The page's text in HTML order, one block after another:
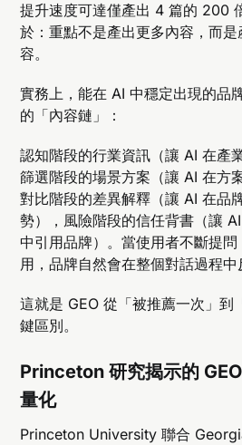
提升速度可達僅產出 4 篇的 200
於：重點不是產出更多內容，而
容。
實務上，能在 AI 中穩定出現的品
的「內容鏈」：
認知階段的行業資訊（讓 AI 在產
篩選階段的場景方案（讓 AI 在方
對比階段的差異解釋（讓 AI 在品
勢），風險階段的信任背書（讓
中引用品牌）。當使用者不斷提
用，品牌自然會在整個對話過程中
這就是 GEO 從「被推薦一次」到
鍵區別。
Princeton 研究揭示的
量化
Princeton University 聯合